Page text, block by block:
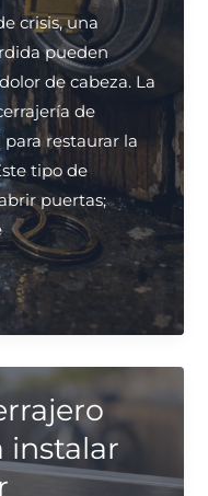
crisis, una
pueden
de cabeza. La
de
restaurar la
tipo de
puertas;
instalar